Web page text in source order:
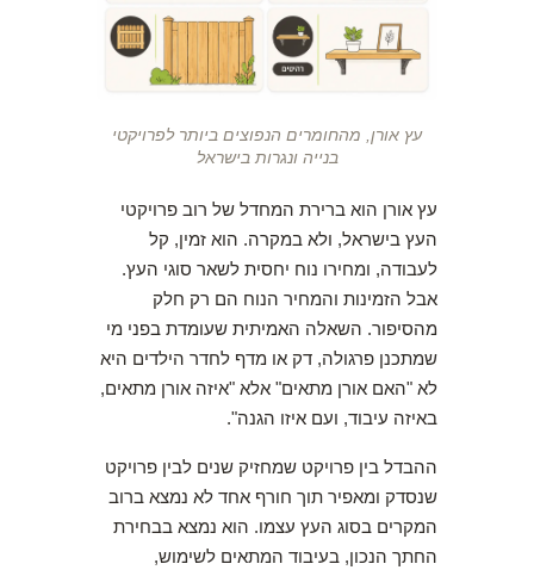
עץ אורן, מהחומרים הנפוצים ביותר לפרויקטי
בנייה ונגרות בישראל
עץ אורן הוא ברירת המחדל של רוב פרויקטי
העץ בישראל, ולא במקרה. הוא זמין, קל
לעבודה, ומחירו נוח יחסית לשאר סוגי העץ.
אבל הזמינות והמחיר הנוח הם רק חלק
מהסיפור. השאלה האמיתית שעומדת בפני מי
שמתכנן פרגולה, דק או מדף לחדר הילדים היא
לא "האם אורן מתאים" אלא "איזה אורן מתאים,
באיזה עיבוד, ועם איזו הגנה".
ההבדל בין פרויקט שמחזיק שנים לבין פרויקט
שנסדק ומאפיר תוך חורף אחד לא נמצא ברוב
המקרים בסוג העץ עצמו. הוא נמצא בבחירת
החתך הנכון, בעיבוד המתאים לשימוש,